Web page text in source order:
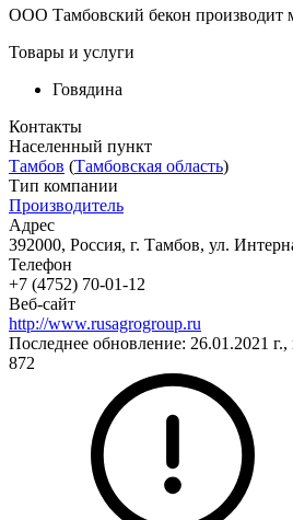
ООО Тамбовский бекон производит
Товары и услуги
Говядина
Контакты
Населенный пункт
Тамбов (Тамбовская область)
Тип компании
Производитель
Адрес
392000, Россия, г. Тамбов, ул.
Телефон
+7 (4752) 70-01-12
Веб-сайт
http://www.rusagrogroup.ru
Последнее обновление: 26.01.2021
872